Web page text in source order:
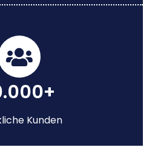
Kunden